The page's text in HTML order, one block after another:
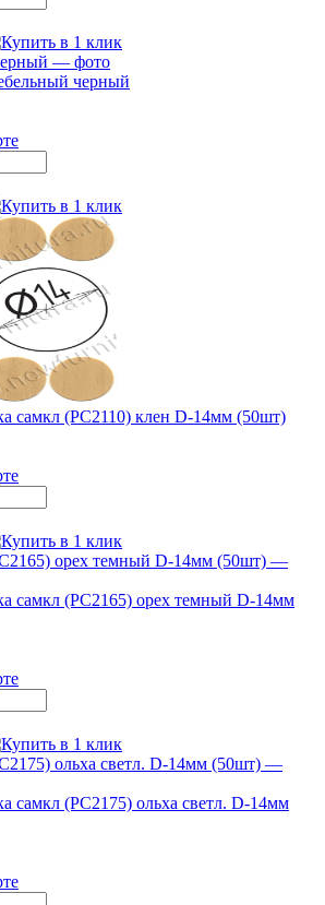
черный
самкл (РС2110) клен D-14мм (50шт)
самкл (РС2165) орех темный D-14мм
самкл (РС2175) ольха светл. D-14мм